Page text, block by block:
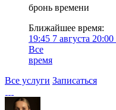
бронь времени
Ближайшее время:
19:45 7 августа 20:00
Все
время
Все услуги Записаться